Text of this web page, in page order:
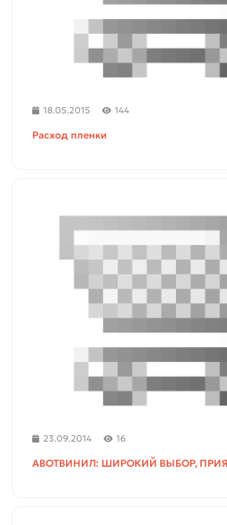
18.05.2015 144
Расход пленки
23.09.2014 16
АВОТВИНИЛ: ШИРОКИЙ ВЫБОР,